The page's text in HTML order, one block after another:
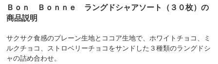
Ｂｏｎ Ｂｏｎｎｅ ラングドシャアソート（３０枚）の
商品説明
サクサク食感のプレーン生地とココア生地で、ホワイトチョコ、ミ
ルクチョコ、ストロベリーチョコをサンドした３種類のラングドシ
ャの詰め合わせ。